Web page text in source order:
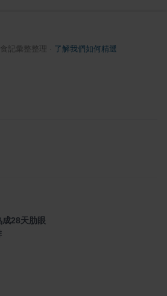
記彙整整理 了解我們如何精選
28天肋眼